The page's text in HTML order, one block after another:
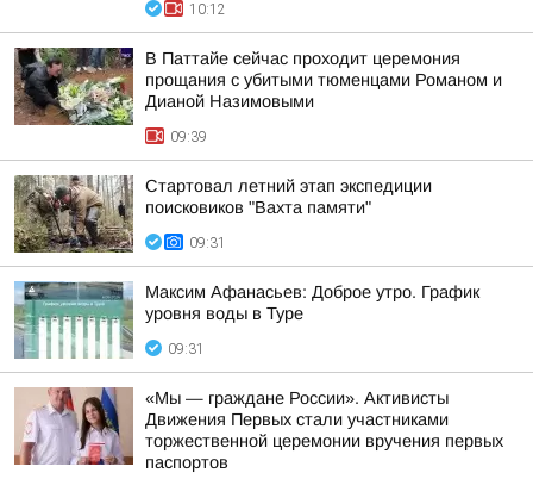
10:12
В Паттайе сейчас проходит церемония
прощания с убитыми тюменцами Романом и
Дианой Назимовыми
09:39
Стартовал летний этап экспедиции
поисковиков "Вахта памяти"
09:31
Максим Афанасьев: Доброе утро. График
уровня воды в Туре
09:31
«Мы — граждане России». Активисты
Движения Первых стали участниками
торжественной церемонии вручения первых
паспортов